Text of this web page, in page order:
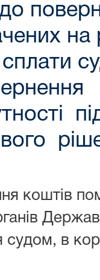
на
коштів
судом, в